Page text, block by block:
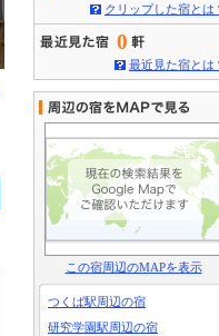
クリップした宿とは
0
最近見た宿とは
この宿周辺のMAPを表示
つくば駅周辺の宿
研究学園駅周辺の宿